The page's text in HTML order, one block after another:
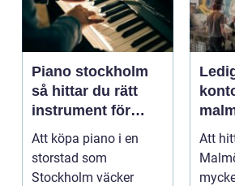
Piano stockholm
så hittar du rätt
instrument för
hem och scen
Att köpa piano i en
storstad som
Stockholm väcker
malmö så
och
Att